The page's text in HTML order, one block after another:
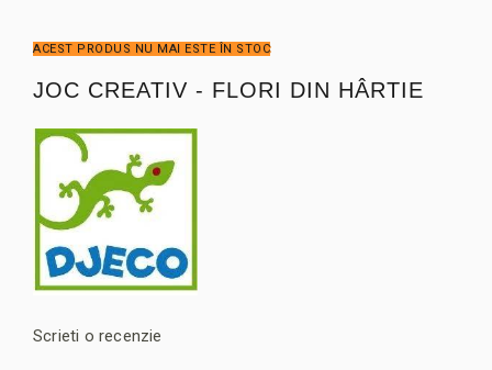
ACEST PRODUS NU MAI ESTE ÎN STOC
JOC CREATIV - FLORI DIN HÂRTIE
Scrieti o recenzie